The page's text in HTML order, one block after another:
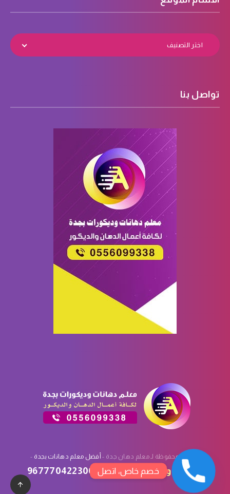
اختر التصنيف
تواصل بنا
الحقوق محفوظة لـ معلم دهان جدة - أفضل معلم دهانات بجدة -
تصميم وتسويق سبأ تك :
967770422300 خصم خاص، اتصل